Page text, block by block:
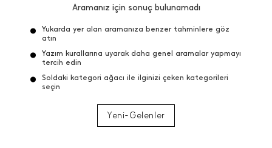
Aramanız için sonuç bulunamadı
Yukarda yer alan aramanıza benzer tahminlere göz
atın
Yazım kurallarına uyarak daha genel aramalar yapmayı
tercih edin
Soldaki kategori ağacı ile ilginizi çeken kategorileri
seçin
Yeni-Gelenler